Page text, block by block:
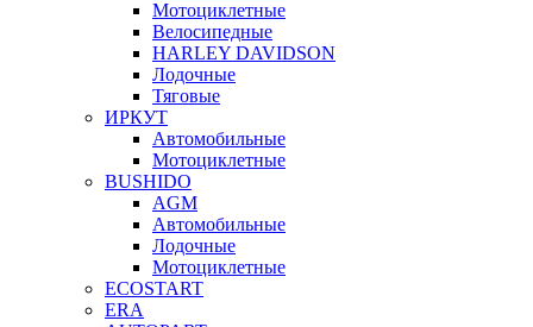
Мотоциклетные
Велосипедные
HARLEY DAVIDSON
Лодочные
Тяговые
ИРКУТ
Автомобильные
Мотоциклетные
BUSHIDO
AGM
Автомобильные
Лодочные
Мотоциклетные
ECOSTART
ERA